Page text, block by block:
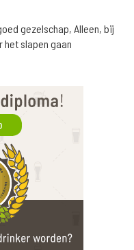
gezelschap, Alleen, bij
het slapen gaan